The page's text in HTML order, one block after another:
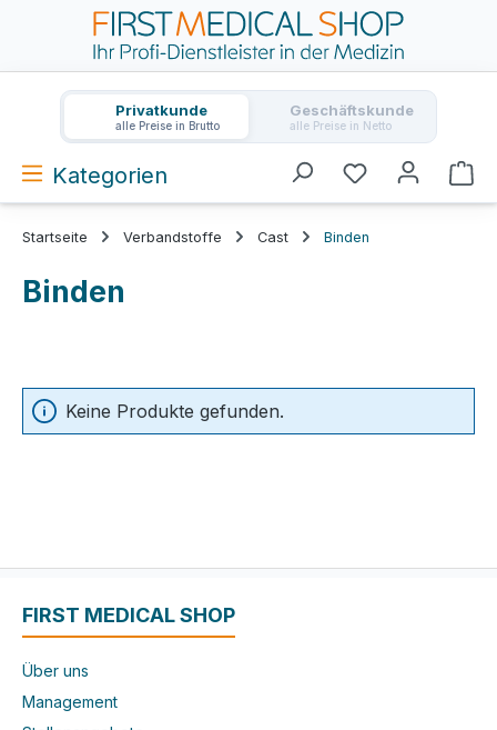
Zum Hauptinhalt springen
Privatkunde
alle Preise in Brutto
Geschäftskunde
alle Preise in Netto
Kategorien
Startseite Verbandstoffe Cast Binden
Binden
Keine Produkte gefunden.
FIRST MEDICAL SHOP
Über uns
Management